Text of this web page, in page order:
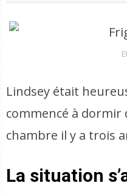
Lindsey était
commencé à dormir
chambre il y a trois
La situation